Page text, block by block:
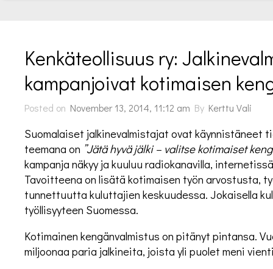
Kenkäteollisuus ry:
kampanjoivat kotimaisen
Posted on November 13, 2014, 11:12 am By Kerttu Vali
Suomalaiset jalkinevalmistajat ovat käynnistäneet
teemana on ”Jätä hyvä jälki – valitse kotimaiset
kampanja näkyy ja kuuluu radiokanavilla,
Tavoitteena on lisätä kotimaisen työn arvostusta,
tunnettuutta kuluttajien keskuudessa. Jokaisella
työllisyyteen Suomessa.
Kotimainen kengänvalmistus on pitänyt pintansa.
miljoonaa paria jalkineita, joista yli puolet meni